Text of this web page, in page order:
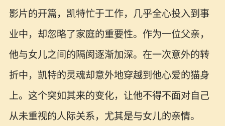
影片的开篇，凯特忙于工作，几乎全心投入到事
业中，却忽略了家庭的重要性。作为一位父亲，
他与女儿之间的隔阂逐渐加深。在一次意外的转
折中，凯特的灵魂却意外地穿越到他心爱的猫身
上。这个突如其来的变化，让他不得不面对自己
从未重视的人际关系，尤其是与女儿的亲情。